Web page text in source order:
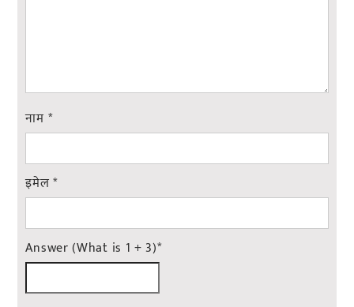
नाम *
इमेल*
Answer (What is 1 + 3)*